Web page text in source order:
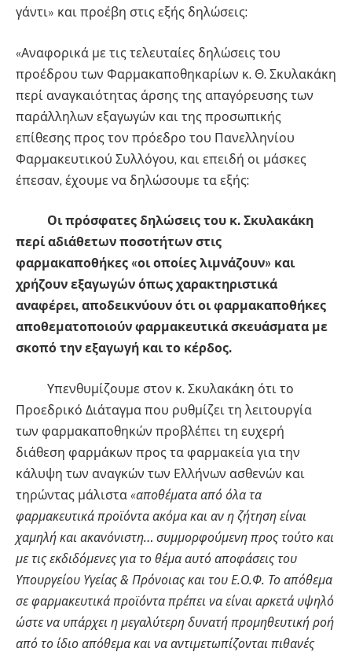
γάντι» και προέβη στις εξής δηλώσεις:
«Αναφορικά με τις τελευταίες δηλώσεις του
προέδρου των Φαρμακαποθηκαρίων κ. Θ. Σκυλακάκη
περί αναγκαιότητας άρσης της απαγόρευσης των
παράλληλων εξαγωγών και της προσωπικής
επίθεσης προς τον πρόεδρο του Πανελληνίου
Φαρμακευτικού Συλλόγου, και επειδή οι μάσκες
έπεσαν, έχουμε να δηλώσουμε τα εξής:
Οι πρόσφατες δηλώσεις του κ. Σκυλακάκη
περί αδιάθετων ποσοτήτων στις
φαρμακαποθήκες «οι οποίες λιμνάζουν» και
χρήζουν εξαγωγών όπως χαρακτηριστικά
αναφέρει, αποδεικνύουν ότι οι φαρμακαποθήκες
αποθεματοποιούν φαρμακευτικά σκευάσματα με
σκοπό την εξαγωγή και το κέρδος.
Υπενθυμίζουμε στον κ. Σκυλακάκη ότι το
Προεδρικό Διάταγμα που ρυθμίζει τη λειτουργία
των φαρμακαποθηκών προβλέπει τη ευχερή
διάθεση φαρμάκων προς τα φαρμακεία για την
κάλυψη των αναγκών των Ελλήνων ασθενών και
τηρώντας μάλιστα «αποθέματα από όλα τα
φαρμακευτικά προϊόντα ακόμα και αν η ζήτηση είναι
χαμηλή και ακανόνιστη… συμμορφούμενη προς τούτο και
με τις εκδιδόμενες για το θέμα αυτό αποφάσεις του
Υπουργείου Υγείας & Πρόνοιας και του Ε.Ο.Φ. Το απόθεμα
σε φαρμακευτικά προϊόντα πρέπει να είναι αρκετά υψηλό
ώστε να υπάρχει η μεγαλύτερη δυνατή προμηθευτική ροή
από το ίδιο απόθεμα και να αντιμετωπίζονται πιθανές